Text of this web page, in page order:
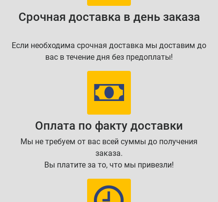
Срочная доставка в день заказа
Если необходима срочная доставка мы доставим до
вас в течение дня без предоплаты!
Оплата по факту доставки
Мы не требуем от вас всей суммы до получения
заказа.
Вы платите за то, что мы привезли!